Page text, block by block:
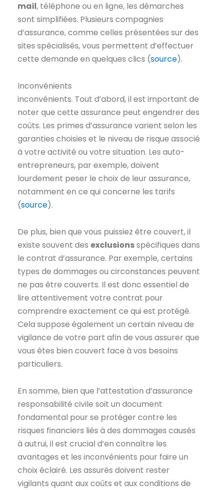
mail, téléphone ou en ligne, les démarches
sont simplifiées. Plusieurs compagnies
d’assurance, comme celles présentées sur des
sites spécialisés, vous permettent d’effectuer
cette demande en quelques clics (source).
Inconvénients
inconvénients. Tout d’abord, il est important de
noter que cette assurance peut engendrer des
coûts. Les primes d’assurance varient selon les
garanties choisies et le niveau de risque associé
à votre activité ou votre situation. Les auto-
entrepreneurs, par exemple, doivent
lourdement peser le choix de leur assurance,
notamment en ce qui concerne les tarifs
(source).
De plus, bien que vous puissiez être couvert, il
existe souvent des exclusionsspécifiques dans
le contrat d’assurance. Par exemple, certains
types de dommages ou circonstances peuvent
ne pas être couverts. Il est donc essentiel de
lire attentivement votre contrat pour
comprendre exactement ce qui est protégé.
Cela suppose également un certain niveau de
vigilance de votre part afin de vous assurer que
vous êtes bien couvert face à vos besoins
particuliers.
En somme, bien que l’attestation d’assurance
responsabilité civile soit un document
fondamental pour se protéger contre les
risques financiers liés à des dommages causés
à autrui, il est crucial d’en connaître les
avantages et les inconvénients pour faire un
choix éclairé. Les assurés doivent rester
vigilants quant aux coûts et aux conditions de